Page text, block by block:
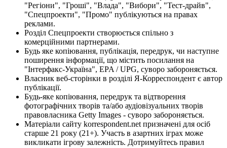
"Регіони", "Гроші", "Влада", "Вибори", "Тест-драйв",
"Спецпроекти", "Промо" публікуються на правах
реклами.
Розділ Спецпроекти створюється спільно з
комерційними партнерами.
Будь яке копіювання, публікація, передрук, чи наступне
поширення інформації, що містить посилання на
"Інтерфакс-Україна", EPA / UPG, суворо забороняється.
Власник веб-сторінки в розділі Я-Корреспондент є автор
публікації.
Будь-яке копіювання, передрук та відтворення
фотографічних творів та/або аудіовізуальних творів
правовласника Getty Images - суворо забороняється.
Матеріали сайту korrespondent.net призначені для осіб
старше 21 року (21+). Участь в азартних іграх може
викликати ігрову залежність. Дотримуйтесь правил